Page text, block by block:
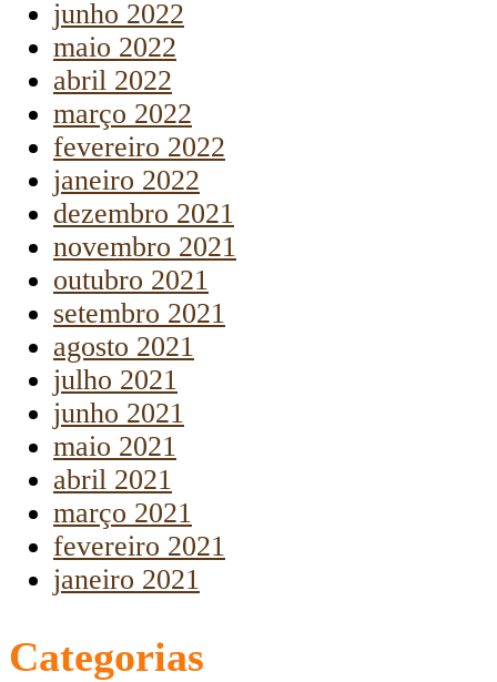
junho 2022
maio 2022
abril 2022
março 2022
fevereiro 2022
janeiro 2022
dezembro 2021
novembro 2021
outubro 2021
setembro 2021
agosto 2021
julho 2021
junho 2021
maio 2021
abril 2021
março 2021
fevereiro 2021
janeiro 2021
Categorias